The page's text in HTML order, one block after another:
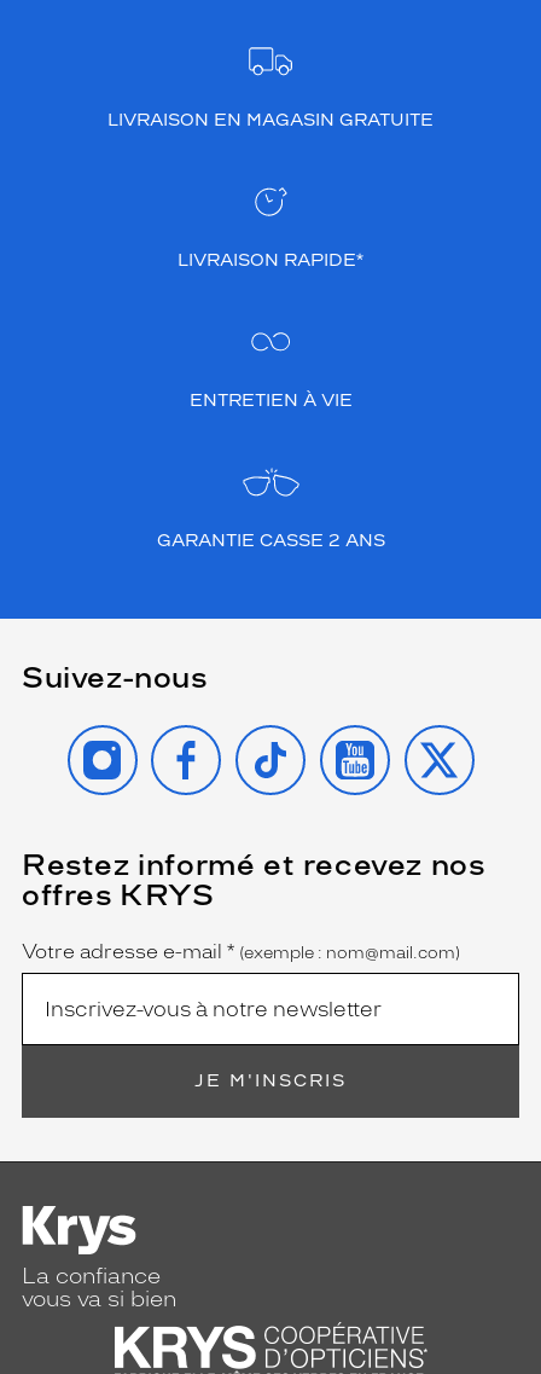
LIVRAISON EN MAGASIN GRATUITE
LIVRAISON RAPIDE*
ENTRETIEN À VIE
GARANTIE CASSE 2 ANS
Suivez-nous
INSTAGRAMFACEBOOK
TIKTOK YOUTUBE
X
Restez informé et recevez nos
offres KRYS
Name
Votre adresse e-mail *
(Ce
champ
est
obligatoire)
(exemple : nom@mail.com)
JE M'INSCRIS
La confiance
vous va si bien